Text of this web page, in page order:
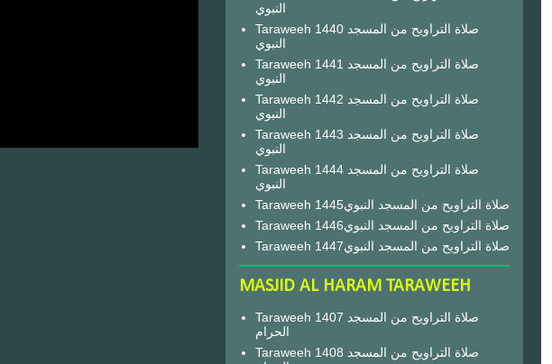
النبوي
Taraweeh 1440 صلاة التراويح من المسجد
النبوي
Taraweeh 1441 صلاة التراويح من المسجد
النبوي
Taraweeh 1442 صلاة التراويح من المسجد
النبوي
Taraweeh 1443 صلاة التراويح من المسجد
النبوي
Taraweeh 1444 صلاة التراويح من المسجد
النبوي
Taraweeh 1445صلاة التراويح من المسجد النبوي
Taraweeh 1446صلاة التراويح من المسجد النبوي
Taraweeh 1447صلاة التراويح من المسجد النبوي
MASJID AL HARAM TARAWEEH
Taraweeh 1407 صلاة التراويح من المسجد
الحرام
Taraweeh 1408 صلاة التراويح من المسجد